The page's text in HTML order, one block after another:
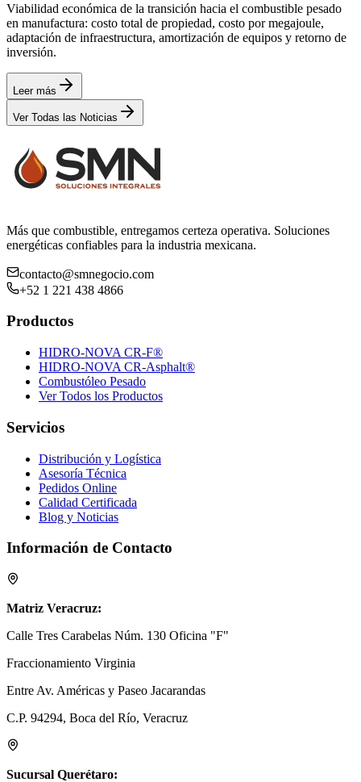
Viabilidad económica de la transición hacia el combustible pesado
en manufactura: costo total de propiedad, costo por megajoule,
adaptación de infraestructura, amortización de equipos y retorno de
inversión.
Leer más
Ver Todas las Noticias
Más que combustible, entregamos certeza operativa. Soluciones
energéticas confiables para la industria mexicana.
contacto@smnegocio.com
+52 1 221 438 4866
Productos
HIDRO-NOVA CR-F®
HIDRO-NOVA CR-Asphalt®
Combustóleo Pesado
Ver Todos los Productos
Servicios
Distribución y Logística
Asesoría Técnica
Pedidos Online
Calidad Certificada
Blog y Noticias
Información de Contacto
Matriz Veracruz:
Calle Tres Carabelas Núm. 130 Oficina "F"
Fraccionamiento Virginia
Entre Av. Américas y Paseo Jacarandas
C.P. 94294, Boca del Río, Veracruz
Sucursal Querétaro: